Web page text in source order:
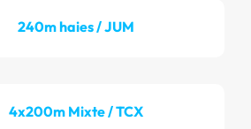
240m haies / JUM
4x200m Mixte / TCX